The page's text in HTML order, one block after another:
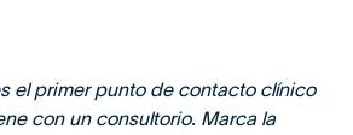
el primer punto de contacto clínico
con un consultorio. Marca la